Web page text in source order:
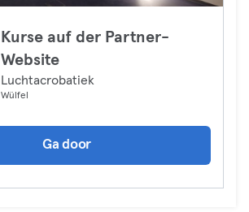
Kurse auf der Partner-
Website
Luchtacrobatiek
Wülfel
Ga door